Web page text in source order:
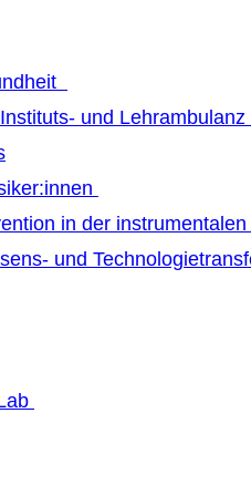
und Lehrambulanz
in der instrumentalen
und